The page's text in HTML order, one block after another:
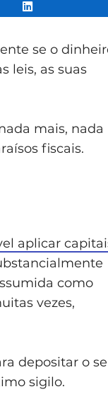
se o
leis, as suas
mais, nada
fiscais.
aplicar
como
vezes,
depositar o
sigilo.